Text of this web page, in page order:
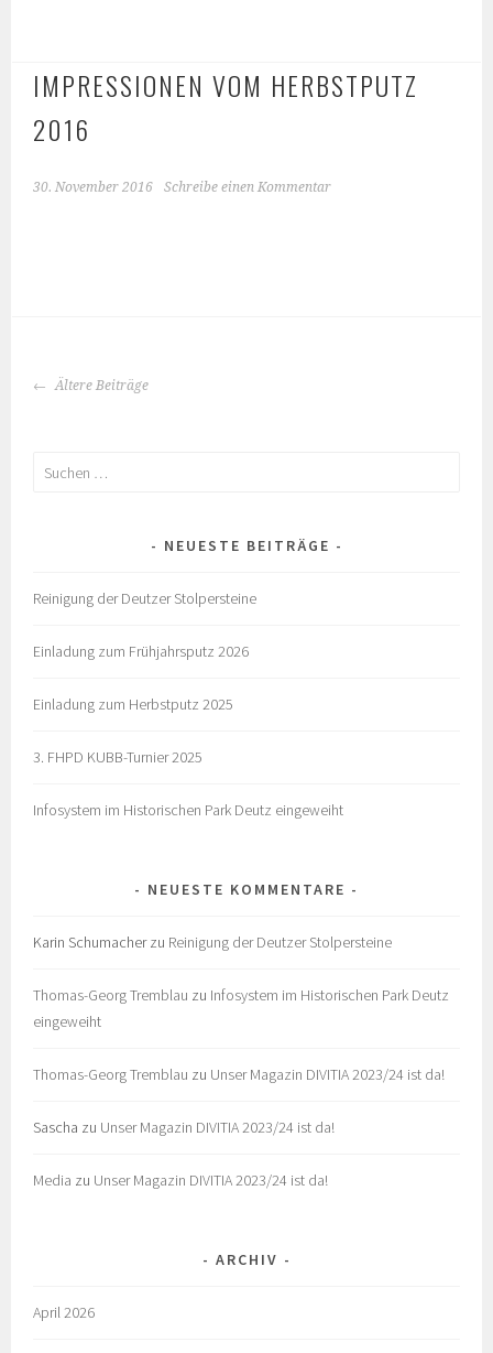
IMPRESSIONEN VOM HERBSTPUTZ
2016
30. November 2016 Schreibe einen Kommentar
BEITRAGS-
Ältere Beiträge
Suchen
NEUESTE BEITRÄGE
Reinigung der Deutzer Stolpersteine
Einladung zum Frühjahrsputz 2026
Einladung zum Herbstputz 2025
3. FHPD KUBB-Turnier 2025
Infosystem im Historischen Park Deutz eingeweiht
NEUESTE KOMMENTARE
Karin Schumacherzu Reinigung der Deutzer Stolpersteine
Thomas-Georg Tremblau zu Infosystem im Historischen Park Deutz
eingeweiht
Thomas-Georg Tremblau zu Unser Magazin DIVITIA 2023/24 ist da!
Sascha zu Unser Magazin DIVITIA 2023/24 ist da!
Media zu Unser Magazin DIVITIA 2023/24 ist da!
ARCHIV
April 2026